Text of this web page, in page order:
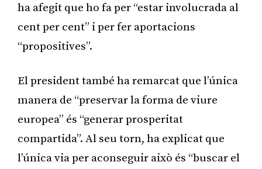
ha afegit que ho fa per “estar involucrada al
cent per cent” i per fer aportacions
“propositives”.
El president també ha remarcat que l’única
manera de “preservar la forma de viure
europea” és “generar prosperitat
compartida”. Al seu torn, ha explicat que
l’única via per aconseguir això és “buscar el